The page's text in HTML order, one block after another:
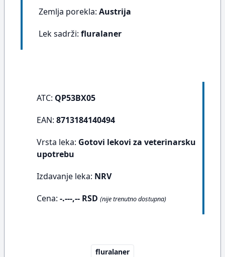
Zemlja porekla: Austrija
Lek sadrži: fluralaner
ATC: QP53BX05
EAN: 8713184140494
Vrsta leka: Gotovi lekovi za veterinarsku
upotrebu
Izdavanje leka: NRV
Cena: -.---,-- RSD (nije trenutno dostupna)
fluralaner